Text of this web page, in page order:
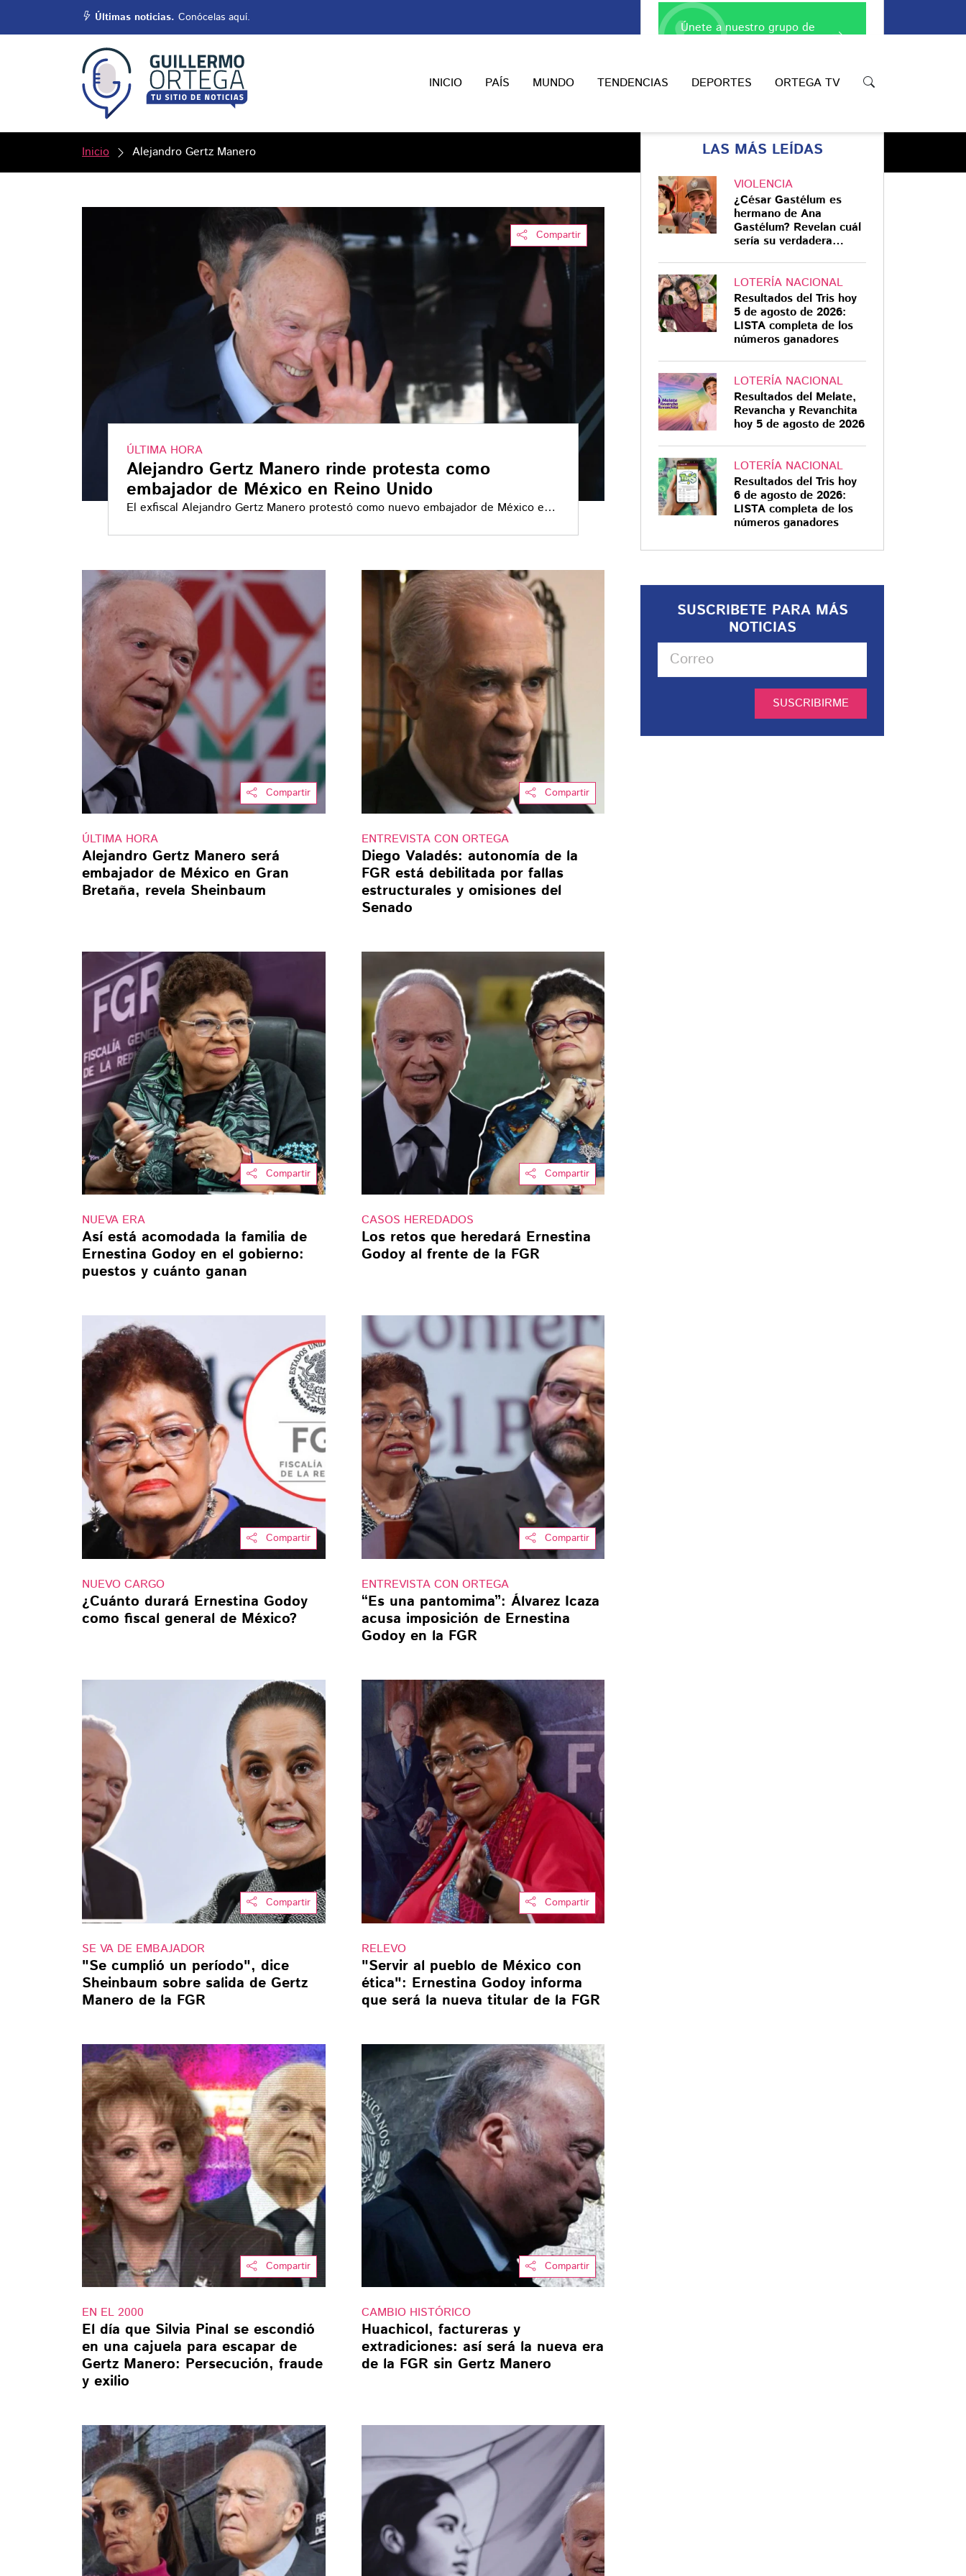
Últimas noticias. Conócelas aquí.
INICIO PAÍS MUNDO TENDENCIAS DEPORTES ORTEGA TV
Inicio Alejandro Gertz Manero
Compartir
ÚLTIMA HORA
Alejandro Gertz Manero rinde protesta como
embajador de México en Reino Unido
El exfiscal Alejandro Gertz Manero protestó como nuevo embajador de México en
Compartir
¿QUÉ SIGUE?
Comisión Permanente
da luz verde a Gertz
Manero como
embajador en Reino
Unido
En su mensaje ante la comisión,
Gertz Manero se definió como un
Compartir
ÚLTIMA HORA
Alejandro Gertz Manero será
embajador de México en Gran
Bretaña, revela Sheinbaum
Compartir
ENTREVISTA CON ORTEGA
Diego Valadés: autonomía de la
FGR está debilitada por fallas
estructurales y omisiones del
Senado
Compartir
NUEVA ERA
Así está acomodada la familia de
Ernestina Godoy en el gobierno:
puestos y cuánto ganan
Compartir
CASOS HEREDADOS
Los retos que heredará Ernestina
Godoy al frente de la FGR
Compartir
NUEVO CARGO
¿Cuánto durará Ernestina Godoy
como fiscal general de México?
Compartir
ENTREVISTA CON ORTEGA
“Es una pantomima”: Álvarez Icaza
acusa imposición de Ernestina
Godoy en la FGR
Compartir
SE VA DE EMBAJADOR
"Se cumplió un período", dice
Sheinbaum sobre salida de Gertz
Manero de la FGR
Compartir
RELEVO
"Servir al pueblo de México con
ética": Ernestina Godoy informa
que será la nueva titular de la FGR
Compartir
EN EL 2000
El día que Silvia Pinal se escondió
en una cajuela para escapar de
Gertz Manero: Persecución, fraude
y exilio
Compartir
CAMBIO HISTÓRICO
Huachicol, factureras y
extradiciones: así será la nueva era
de la FGR sin Gertz Manero
Únete a nuestro grupo de
LAS MÁS LEÍDAS
VIOLENCIA
¿César Gastélum es
hermano de Ana
Gastélum? Revelan cuál
sería su verdadera
LOTERÍA NACIONAL
Resultados del Tris hoy
5 de agosto de 2026:
LISTA completa de los
números ganadores
LOTERÍA NACIONAL
Resultados del Melate,
Revancha y Revanchita
hoy 5 de agosto de 2026
LOTERÍA NACIONAL
Resultados del Tris hoy
6 de agosto de 2026:
LISTA completa de los
números ganadores
SUSCRIBETE PARA MÁS
NOTICIAS
SUSCRIBIRME